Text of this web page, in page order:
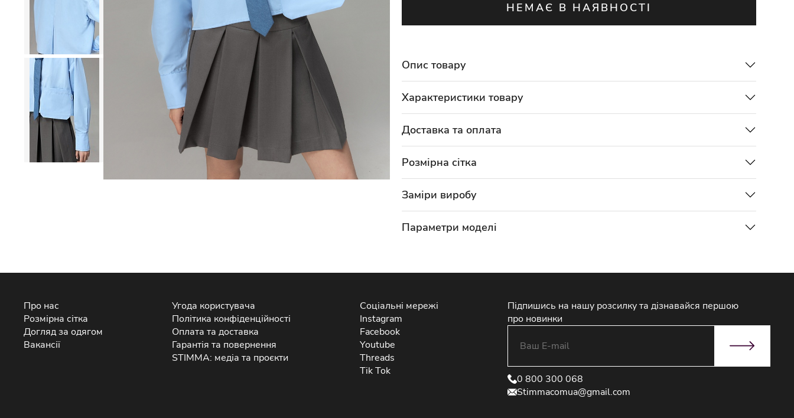
НЕМАЄ В НАЯВНОСТІ
Опис товару
Характеристики товару
Доставка та оплата
Розмірна сітка
Заміри виробу
Параметри моделі
Про нас
Розмірна сітка
Догляд за одягом
Вакансії
Угода користувача
Політика конфіденційності
Оплата та доставка
Гарантія та повернення
STIMMA: медіа та проєкти
Соціальні мережі
Instagram
Facebook
Youtube
Threads
Tik Tok
Підпишись на нашу розсилку та дізнавайся першою
про новинки
0 800 300 068
Stimmacomua@gmail.com